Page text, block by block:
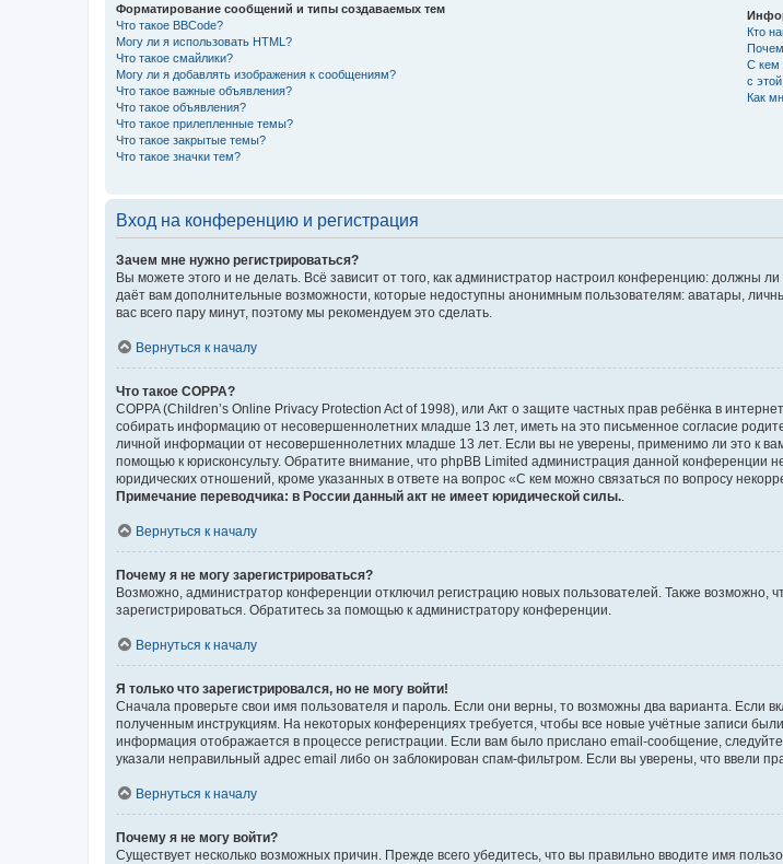
Форматирование сообщений и типы создаваемых тем
Что такое BBCode?
Могу ли я использовать HTML?
Что такое смайлики?
Могу ли я добавлять изображения к сообщениям?
Что такое важные объявления?
Что такое объявления?
Что такое прилепленные темы?
Что такое закрытые темы?
Что такое значки тем?
Кто
С кем
с
Как
Вход на конференцию и регистрация
Зачем мне нужно регистрироваться?
Вы можете этого и не делать. Всё зависит от того, как администратор настроил конференцию: должны
даёт вам дополнительные возможности, которые недоступны анонимным пользователям: аватары,
вас всего пару минут, поэтому мы рекомендуем это сделать.
Вернуться к началу
Что такое COPPA?
COPPA (Children’s Online Privacy Protection Act of 1998), или Акт о защите частных прав ребёнка в
собирать информацию от несовершеннолетних младше 13 лет, иметь на это письменное согласие
личной информации от несовершеннолетних младше 13 лет. Если вы не уверены, применимо ли это к
помощью к юрисконсульту. Обратите внимание, что phpBB Limited администрация данной конференции
юридических отношений, кроме указанных в ответе на вопрос «С кем можно связаться по вопросу
Примечание переводчика: в России данный акт не имеет юридической силы..
Вернуться к началу
Почему я не могу зарегистрироваться?
Возможно, администратор конференции отключил регистрацию новых пользователей. Также возможно,
зарегистрироваться. Обратитесь за помощью к администратору конференции.
Вернуться к началу
Я только что зарегистрировался, но не могу войти!
Сначала проверьте свои имя пользователя и пароль. Если они верны, то возможны два варианта. Если
полученным инструкциям. На некоторых конференциях требуется, чтобы все новые учётные записи
информация отображается в процессе регистрации. Если вам было прислано email-сообщение,
указали неправильный адрес email либо он заблокирован спам-фильтром. Если вы уверены, что ввели
Вернуться к началу
Почему я не могу войти?
Существует несколько возможных причин. Прежде всего убедитесь, что вы правильно вводите имя